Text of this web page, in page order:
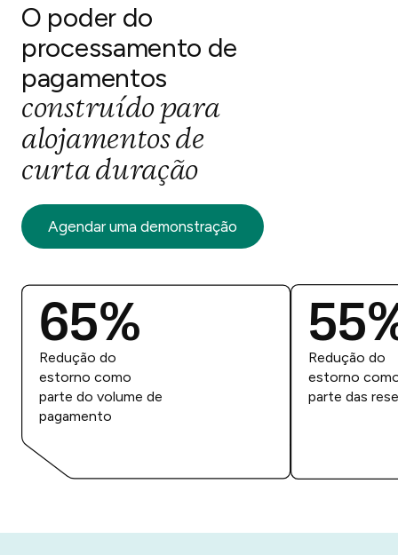
O poder do
processamento de
pagamentos
construídopara
alojamentos de
curta duração
Agendar uma demonstração
65%
Redução do
estorno como
parte do volume de
pagamento
Redução do
estorno
parte das